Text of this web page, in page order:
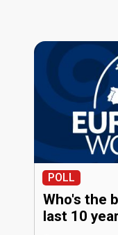
POLL
Who's the
last 10